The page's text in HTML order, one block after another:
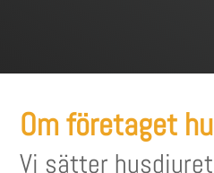
Om företaget
Vi sätter